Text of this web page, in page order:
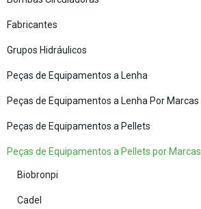
Fabricantes
Grupos Hidráulicos
Peças de Equipamentos a Lenha
Peças de Equipamentos a Lenha Por Marcas
Peças de Equipamentos a Pellets
Peças de Equipamentos a Pellets por Marcas
Biobronpi
Cadel